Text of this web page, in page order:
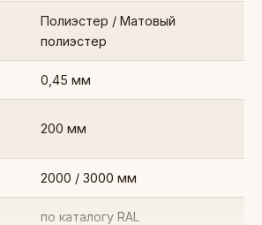
Полиэстер / Матовый
полиэстер
0,45 мм
200 мм
2000 / 3000 мм
по каталогу RAL